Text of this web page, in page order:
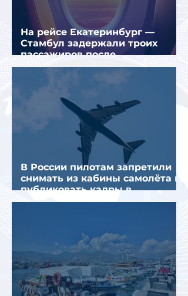
На рейсе Екатеринбург —
Стамбул задержали троих
пассажиров после
предполагаемой серии краж
В России пилотам запретили
снимать из кабины самолёта и
публиковать кадры в
интернете